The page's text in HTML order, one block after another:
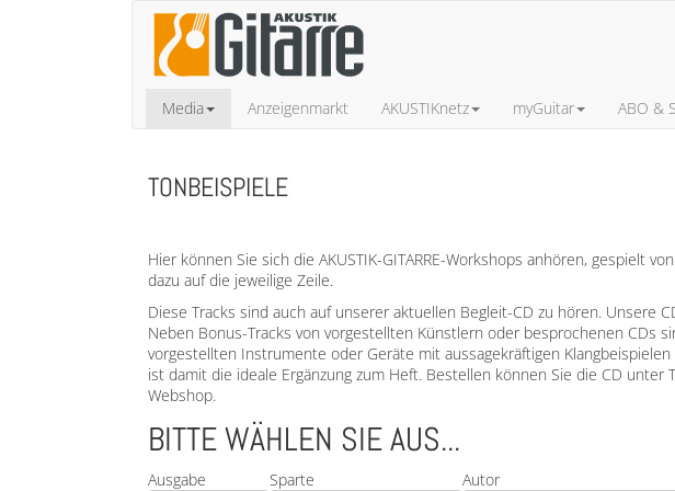
Media Anzeigenmarkt AKUSTIKnetz myGuitar ABO &
TONBEISPIELE
Hier können Sie sich die AKUSTIK-GITARRE-Workshops anhören, gespielt
dazu auf die jeweilige Zeile.
Diese Tracks sind auch auf unserer aktuellen Begleit-CD zu hören. Unsere
Neben Bonus-Tracks von vorgestellten Künstlern oder besprochenen CDs
vorgestellten Instrumente oder Geräte mit aussagekräftigen Klangbeispielen
ist damit die ideale Ergänzung zum Heft. Bestellen können Sie die CD
Webshop.
BITTE WÄHLEN SIE AUS...
Ausgabe Sparte Autor